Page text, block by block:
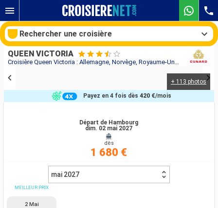
Croisière Queen Victoria : Allemagne, Norvège, Royaume-Uni au départ de Hambourg
QUEEN VICTORIA
+ 113 photos
Départ de Hambourg
dim. 02 mai 2027
dès
1 680 €
Payez en 4 fois dès 420 €/mois
mai 2027
MEILLEUR PRIX
2 Mai
Rechercher une croisière
Compagnies
Rechercher